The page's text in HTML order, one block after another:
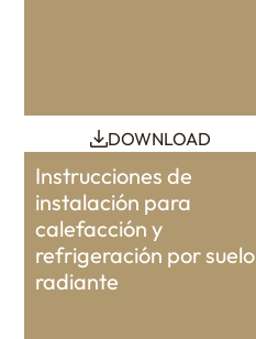
DOWNLOAD
Instrucciones de
instalación para
calefacción y
refrigeración por suelo
radiante